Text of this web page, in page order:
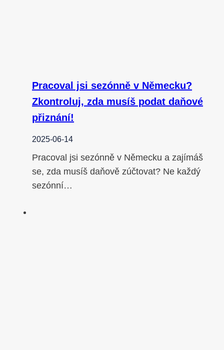
Pracoval jsi sezónně v Německu?
Zkontroluj, zda musíš podat daňové
přiznání!
2025-06-14
Pracoval jsi sezónně v Německu a zajímáš
se, zda musíš daňově zúčtovat? Ne každý
sezónní…